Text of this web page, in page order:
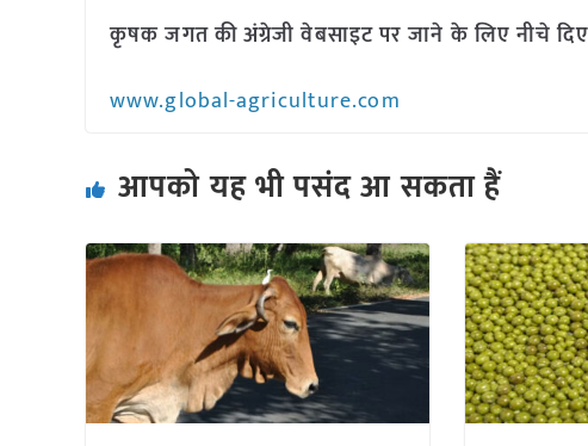
कृषक जगत की अंग्रेजी वेबसाइट पर जाने के लिए नीचे
www.global-agriculture.com
आपको यह भी पसंद आ सकता हैं